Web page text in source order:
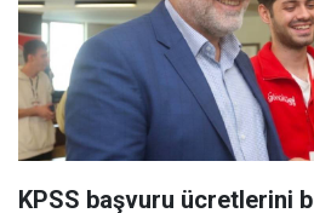
KPSS başvuru ücretlerini